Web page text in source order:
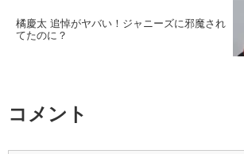
橘慶太 追悼がヤバい！ジャニーズに邪魔され
てたのに？
コメント